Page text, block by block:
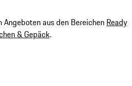
Angeboten aus den Bereichen Ready
& Gepäck.